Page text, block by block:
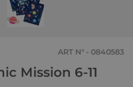
ART N° - 0840583
Mission 6-11